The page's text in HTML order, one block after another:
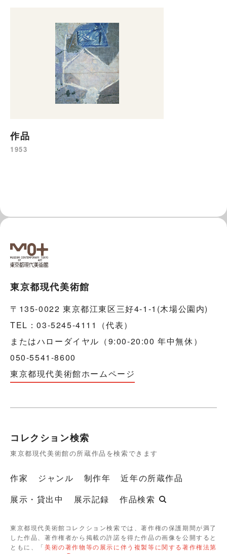
作品
1953
東京都現代美術館
〒135-0022 東京都江東区三好4-1-1(木場公園内)
TEL：03-5245-4111（代表）
またはハローダイヤル（9:00-20:00 年中無休）
050-5541-8600
東京都現代美術館ホームページ
コレクション検索
東京都現代美術館の所蔵作品を検索できます
作家 ジャンル 制作年
近年の所蔵作品
展示・貸出中
展示記録 作品検索
東京都現代美術館コレクション検索では、著作権の保護期間が満了
した作品、著作権者から掲載の許諾を得た作品の画像を公開すると
ともに、「美術の著作物等の展示に伴う複製等に関する著作権法第